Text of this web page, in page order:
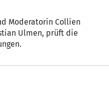
Moderatorin Collien
Ulmen, prüft die